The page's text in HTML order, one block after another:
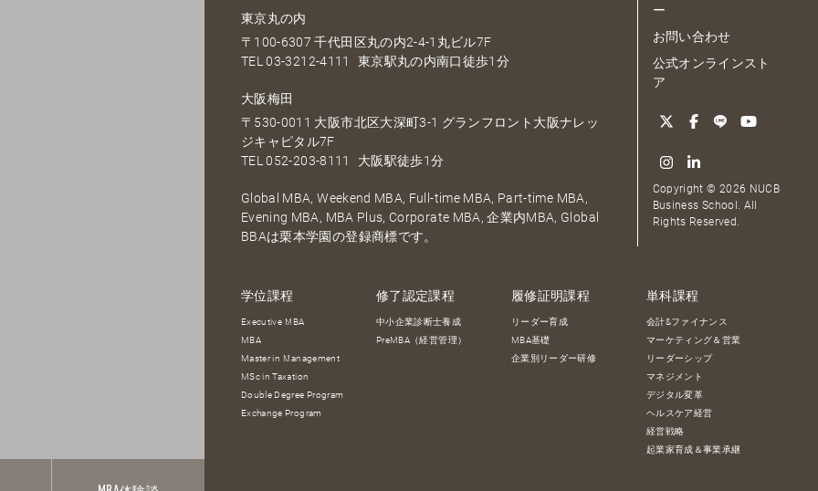
東京丸の内
〒100-6307 千代田区丸の内2-4-1丸ビル7F
TEL03-3212-4111 東京駅丸の内南口徒歩1分
大阪梅田
〒530-0011 大阪市北区大深町3-1 グランフロント大阪ナレッ
ジキャピタル7F
TEL052-203-8111 大阪駅徒歩1分
Global MBA, Weekend MBA, Full-time MBA, Part-time MBA,
Evening MBA, MBA Plus, Corporate MBA, 企業内MBA, Global
BBAは栗本学園の登録商標です。
ー
お問い合わせ
公式オンラインスト
ア
Copyright © 2026 NUCB
Business School. All
Rights Reserved.
学位課程
Executive MBA
MBA
Master in Management
MSc in Taxation
Double Degree Program
Exchange Program
修了認定課程
中小企業診断士養成
PreMBA（経営管理）
履修証明課程
リーダー育成
MBA基礎
企業別リーダー研修
単科課程
会計&ファイナンス
マーケティング＆営業
リーダーシップ
マネジメント
デジタル変革
ヘルスケア経営
経営戦略
起業家育成＆事業承継